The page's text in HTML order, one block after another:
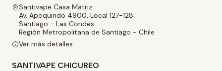
Santivape Casa Matriz
Av. Apoquindo 4900, Local 127-128
Santiago - Las Condes
Región Metropolitana de Santiago - Chile
Ver más detalles
SANTIVAPE CHICUREO